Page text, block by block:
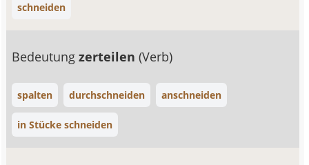
schneiden
Bedeutungzerteilen(Verb)
spalten durchschneiden anschneiden
in Stücke schneiden